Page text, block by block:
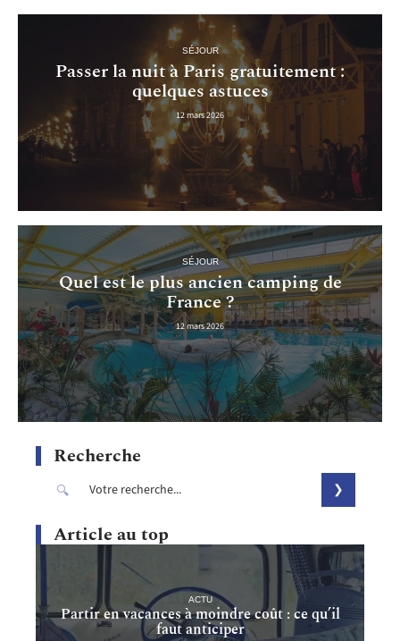
SÉJOUR
Passer la nuit à Paris gratuitement :
quelques astuces
12 mars 2026
SÉJOUR
Quel est le plus ancien camping de
France ?
12 mars 2026
Recherche
Article au top
ACTU
Partir en vacances à moindre coût : ce qu’il
faut anticiper